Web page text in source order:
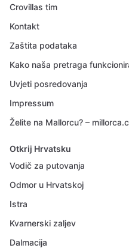
Crovillas tim
Kontakt
Zaštita podataka
Kako naša pretraga
Uvjeti posredovanja
Impressum
Želite na Mallorcu? –
Otkrij Hrvatsku
Vodič za putovanja
Odmor u Hrvatskoj
Istra
Kvarnerski zaljev
Dalmacija